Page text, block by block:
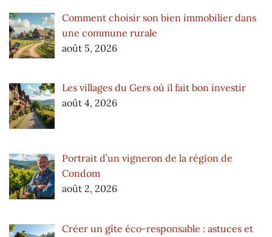
Comment choisir son bien immobilier dans
une commune rurale
août 5, 2026
Les villages du Gers où il fait bon investir
août 4, 2026
Portrait d’un vigneron de la région de
Condom
août 2, 2026
Créer un gîte éco-responsable : astuces et